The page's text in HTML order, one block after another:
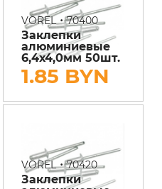
VOREL•70400
Заклепки
алюминиевые
6,4х4,0мм 50шт.
1.85 BYN
VOREL•70420
Заклепки